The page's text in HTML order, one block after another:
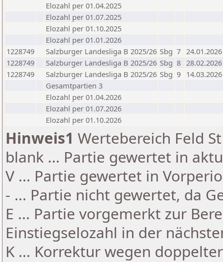
Elozahl per 01.04.2025
Elozahl per 01.07.2025
Elozahl per 01.10.2025
Elozahl per 01.01.2026
1228749
Salzburger Landesliga B 2025/26 Sbg 7 24.01.2026
1228749
Salzburger Landesliga B 2025/26 Sbg 8 28.02.2026
1228749
Salzburger Landesliga B 2025/26 Sbg 9 14.03.2026
Gesamtpartien 3
Elozahl per 01.04.2026
Elozahl per 01.07.2026
Elozahl per 01.10.2026
Hinweis1 Wertebereich Feld
blank ... Partie gewertet in
V ... Partie gewertet in
- ... Partie nicht gewertet, da
E ... Partie vorgemerkt zur
Einstiegselozahl in der
K ... Korrektur wegen